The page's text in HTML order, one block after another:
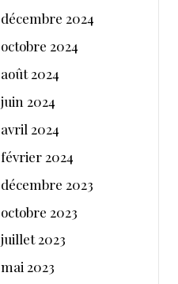
décembre 2024
octobre 2024
août 2024
juin 2024
avril 2024
février 2024
décembre 2023
octobre 2023
juillet 2023
mai 2023